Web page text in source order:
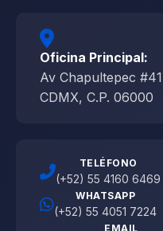
Oficina Principal:
Av Chapultepec
CDMX, C.P. 06000
TELÉFONO
(+52) 55 4160 6469
WHATSAPP
(+52) 55 4051 7224
EMAIL